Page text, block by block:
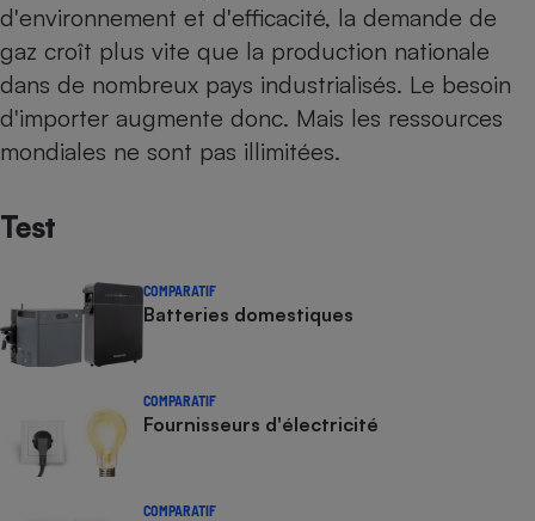
d'environnement et d'efficacité, la demande de
gaz croît plus vite que la production nationale
dans de nombreux pays industrialisés. Le besoin
d'importer augmente donc. Mais les ressources
mondiales ne sont pas illimitées.
Test
COMPARATIF
Batteries domestiques
COMPARATIF
Fournisseurs d'électricité
COMPARATIF